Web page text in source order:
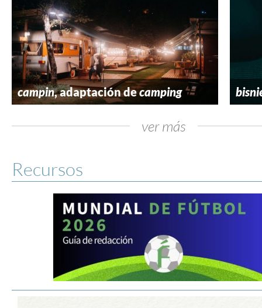
campin, adaptación decamping
ver más
Recursos